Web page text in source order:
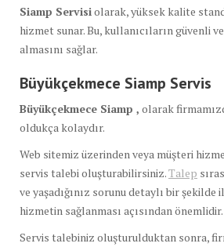
Siamp Servisiolarak, yüksek kalite
hizmet sunar. Bu, kullanıcıların güvenli
almasını sağlar.
Büyükçekmece Siamp Servis
Büyükçekmece Siamp , olarak
oldukça kolaydır.
Web sitemiz üzerinden veya müşteri
servis talebi oluşturabilirsiniz.Talep
ve yaşadığınız sorunu detaylı bir şekilde
hizmetin sağlanması açısından önemlidir.
Servis talebiniz oluşturulduktan sonra,